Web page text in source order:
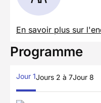
En savoir plus sur
Programme
Jour 1Jours 2 à 7Jour 8